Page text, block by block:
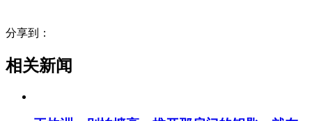
分享到：
相关新闻